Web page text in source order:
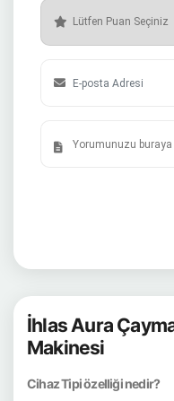
İhlas Aura
Makinesi
Cihaz Tipi özelliği nedir?